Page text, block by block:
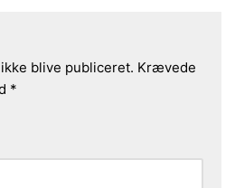
blive publiceret. Krævede
*